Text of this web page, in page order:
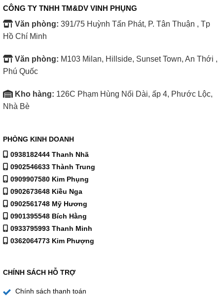
Thiết kế tủ nhiều ngăn, giá đỡ giúp bảo quản nhiều loại
thực phẩm hơn. Tủ có thiết kế bao gồm: 7 ngăn: 5 hộc kéo
+ 1 đá vỉ + 2 glass. Thiết kế cửa mở phía trước hỗ trợ cho
Tủ đông đứng Sumikura 350 lít SKFU-350HSN có thiết
kế thích hợp cho không gian nhỏ
CÔNG TY TNHH TM&DV VINH PHỤNG
Văn phòng: 391/75 Huỳnh Tấn Phát, P. Tân Thuận , Tp
Hồ Chí Minh
Văn phòng: M103 Milan, Hillside, Sunset Town, An Thới ,
Phú Quốc
Kho hàng: 126C Phạm Hùng Nối Dài, ấp 4, Phước Lộc,
Nhà Bè
PHÒNG KINH DOANH
0938182444 Thanh Nhã
0902546633 Thành Trung
0909907580 Kim Phụng
0902673648 Kiều Nga
0902561748 Mỹ Hương
0901395548 Bích Hằng
0933795993 Thanh Minh
0362064773 Kim Phượng
CHÍNH SÁCH HỖ TRỢ
Chính sách thanh toán